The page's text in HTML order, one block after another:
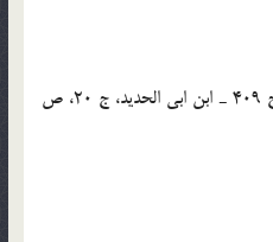
[9] . نهج‌البلاغه فيض، ص 1282، ح 409 ـ ابن ابي الحديد، ج 20، ص